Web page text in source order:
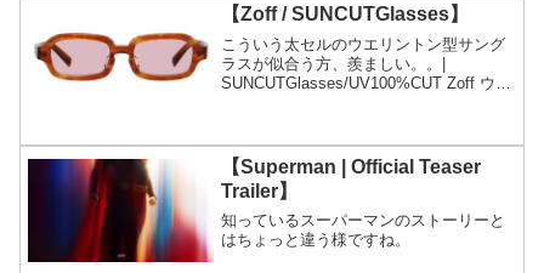
【Zoff / SUNCUTGlasses】
こういう太セルのウエリントン型サング
ラスが似合う方、羨ましい。。|
SUNCUTGlasses/UV100%CUT Zoff ウエ
紫外線対策 UVカット ...
【Superman | Official Teaser
Trailer】
知っているスーパーマンのストーリーと
はちょっと違う様ですね。